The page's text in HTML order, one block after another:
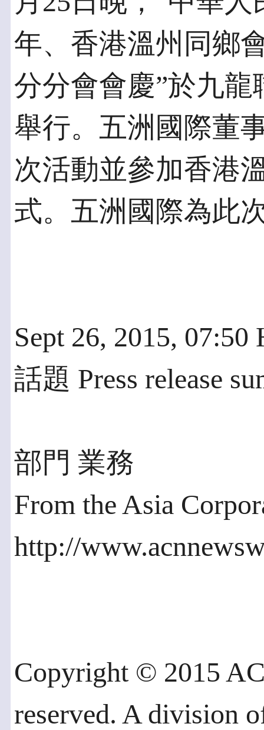
年、香港溫州同鄉
分分會會慶”於九
舉行。五洲國際董
次活動並參加香港
式。五洲國際為此
Sept 26, 2015,
話題 Press release
部門 業務
From the Asia
http://
Copyright © 2015
reserved. A division